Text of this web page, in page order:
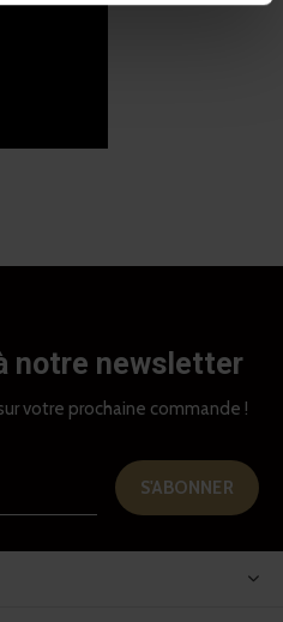
notre newsletter
votre prochaine commande !
S'ABONNER